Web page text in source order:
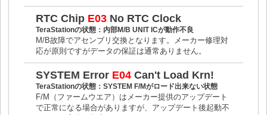
RTC Chip E03 No RTC Clock
TeraStationの状態：内部M/B UNIT ICが動作不良
M/B故障でアセンブリ交換となります。メーカー修理対
応が原則ですがデータの保証は通常ありません。
SYSTEM Error E04 Can't Load Krn!
TeraStationの状態：SYSTEM F/Mがロード出来ない状態
F/M（ファームウエア）はメーカー提供のアップデート
で正常になる場合がありますが、アップデート後起動不